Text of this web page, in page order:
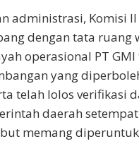
administrasi, Komisi
dengan tata ruang
operasional PT
yang
telah lolos verifikasi
daerah
memang